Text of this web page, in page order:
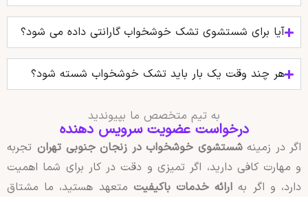
آیا برای شستشوی تشک خوشخواب گارانتی داده می‌ شود؟
هر چند وقت یک بار باید تشک خوشخواب شسته شود؟
به تیم متخصص ما بپیوندید
درخواست عضویت سرویس دهنده
اگر در زمینه شستشوی خوشخواب در زنجان جنوبی تهران تجربه
و مهارت کافی دارید، اگر تمیزی و دقت در کار برای شما اهمیت
دارد، و اگر به ارائه خدمات باکیفیتمتعهد هستید، ما مشتاق